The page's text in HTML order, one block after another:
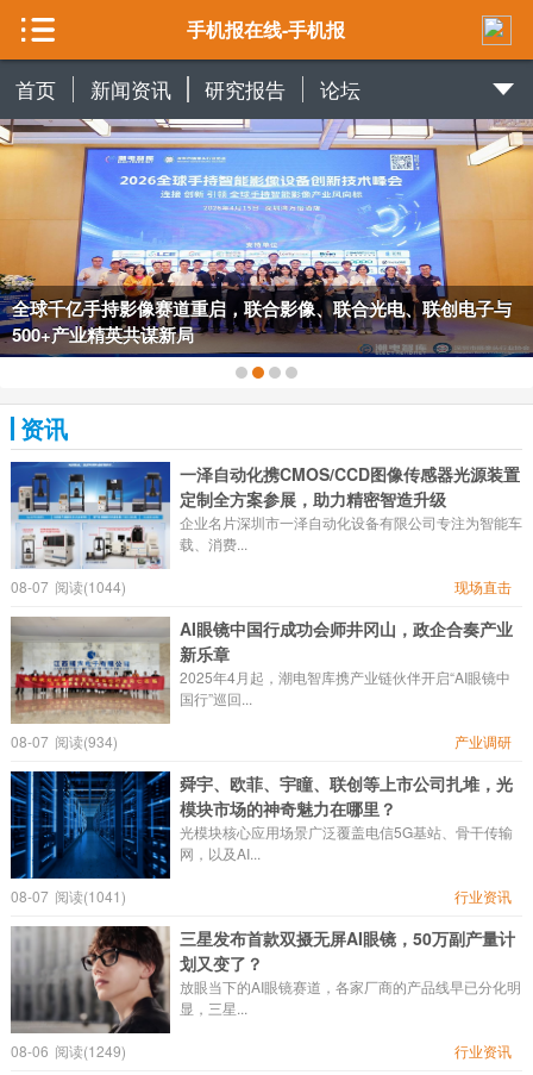
手机报在线-手机报
首页 新闻资讯 研究报告 论坛
全球千亿手持影像赛道重启，联合影像、联合光电、联创电子与
500+产业精英共谋新局
资讯
一泽自动化携CMOS/CCD图像传感器光源装置
定制全方案参展，助力精密智造升级
企业名片深圳市一泽自动化设备有限公司专注为智能车
载、消费...
08-07 阅读(1044) 现场直击
AI眼镜中国行成功会师井冈山，政企合奏产业
新乐章
2025年4月起，潮电智库携产业链伙伴开启“AI眼镜中
国行”巡回...
08-07 阅读(934) 产业调研
舜宇、欧菲、宇瞳、联创等上市公司扎堆，光
模块市场的神奇魅力在哪里？
光模块核心应用场景广泛覆盖电信5G基站、骨干传输
网，以及AI...
08-07 阅读(1041) 行业资讯
三星发布首款双摄无屏AI眼镜，50万副产量计
划又变了？
放眼当下的AI眼镜赛道，各家厂商的产品线早已分化明
显，三星...
08-06 阅读(1249) 行业资讯